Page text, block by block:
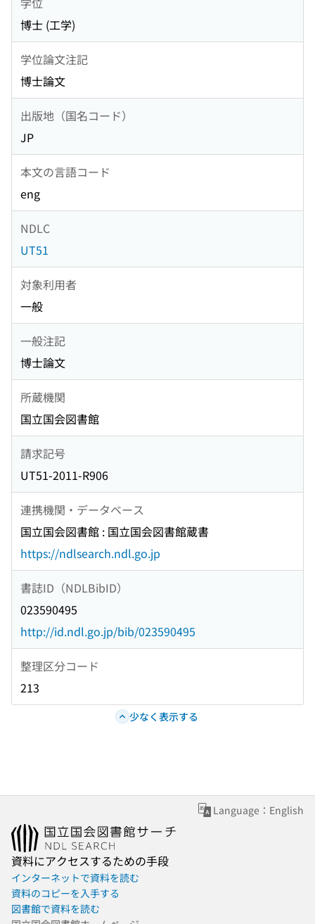
博士 (工学)
学位論文注記
博士論文
出版地（国名コード）
JP
本文の言語コード
eng
NDLC
UT51
対象利用者
一般
一般注記
博士論文
所蔵機関
国立国会図書館
請求記号
UT51-2011-R906
連携機関・データベース
国立国会図書館 : 国立国会図書館蔵書
https://ndlsearch.ndl.go.jp
書誌ID（NDLBibID）
023590495
http://id.ndl.go.jp/bib/023590495
整理区分コード
213
少なく表示する
Language：English
資料にアクセスするための手段
インターネットで資料を読む
資料のコピーを入手する
図書館で資料を読む